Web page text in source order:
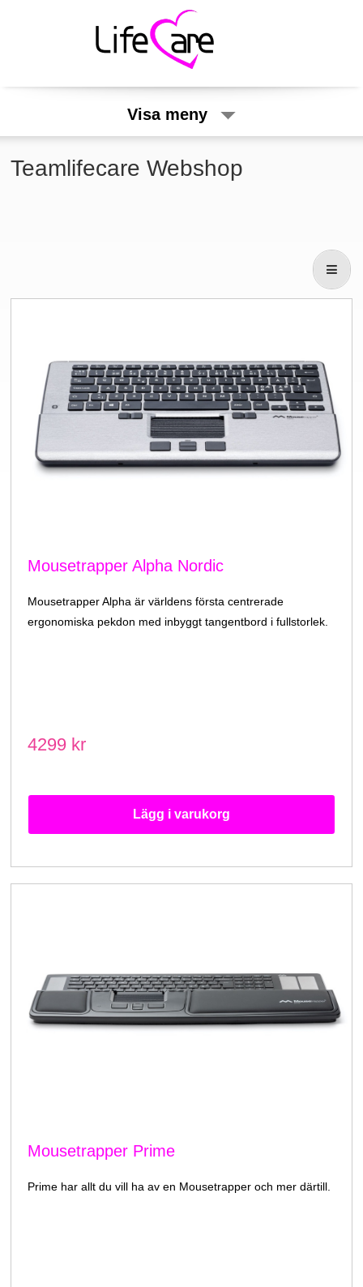
Visa meny
Teamlifecare Webshop
Mousetrapper Alpha Nordic
Mousetrapper Alpha är världens första centrerade
ergonomiska pekdon med inbyggt tangentbord i fullstorlek.
4299 kr
Lägg i varukorg
Mousetrapper Prime
Prime har allt du vill ha av en Mousetrapper och mer därtill.